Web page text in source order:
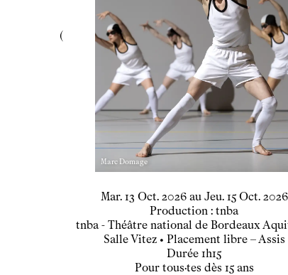
Marc Domage
du
mardi
Mar. 13 octobre
Oct. 2026 au au
jeudi
Jeu. 15 octobre
Oct. 2026
Production : tnba
tnba - Théâtre national de Bordeaux
Salle Vitez• Placement libre – Assis
Durée1h15
Pour tous·tes dès 15 ans